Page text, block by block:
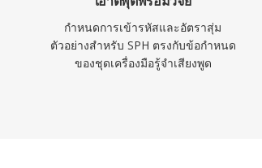
กำหนดการเข้ารหัสและอัตราสุ่ม
ตัวอย่างสำหรับ SPH ตรงกับข้อกำหนด
ของชุดเครื่องมือรู้จำเสียงพูด